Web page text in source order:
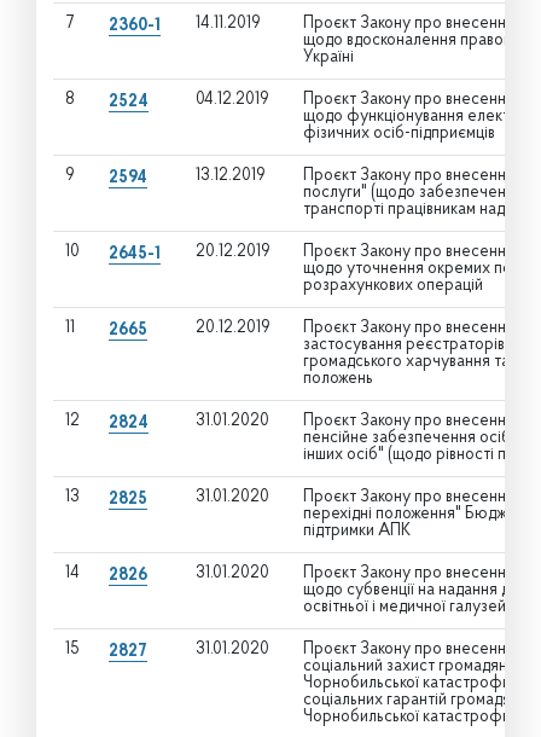
7 2360-1 14.11.2019
Проєкт Закону про внесення
щодо вдосконалення
Україні
8 2524 04.12.2019
Проєкт Закону про внесення
щодо функціонування
фізичних осіб-підприємців
9 2594 13.12.2019
Проєкт Закону про внесення
послуги" (щодо забезпечення
транспорті працівникам
10 2645-1 20.12.2019
Проєкт Закону про внесення
щодо уточнення окремих
розрахункових операцій
11 2665 20.12.2019
Проєкт Закону про внесення
застосування реєстраторів
громадського харчування та
положень
12 2824 31.01.2020
Проєкт Закону про внесення
пенсійне забезпечення осіб,
інших осіб" (щодо рівності
13 2825 31.01.2020
Проєкт Закону про внесення
перехідні положення"
підтримки АПК
14 2826 31.01.2020
Проєкт Закону про внесення
щодо субвенції на надання
освітньої і медичної галузей
15 2827 31.01.2020
Проєкт Закону про внесення
соціальний захист громадян,
Чорнобильської катастрофи"
соціальних гарантій
Чорнобильської катастрофи)